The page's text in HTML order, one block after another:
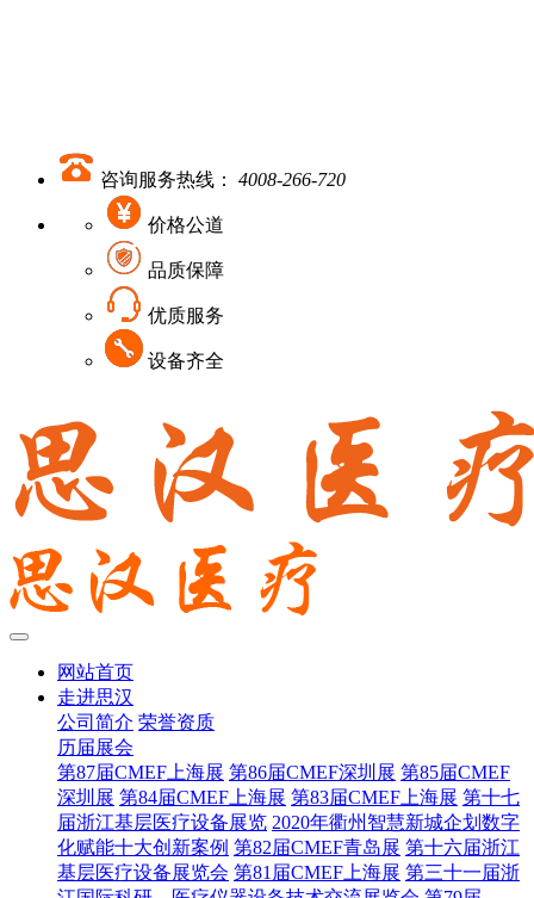
咨询服务热线： 4008-266-720
价格公道
品质保障
优质服务
设备齐全
网站首页
走进思汉
公司简介 荣誉资质
历届展会
第87届CMEF上海展 第86届CMEF深圳展 第85届CMEF
深圳展 第84届CMEF上海展 第83届CMEF上海展 第十七
届浙江基层医疗设备展览 2020年衢州智慧新城企划数字
化赋能十大创新案例 第82届CMEF青岛展 第十六届浙江
基层医疗设备展览会 第81届CMEF上海展 第三十一届浙